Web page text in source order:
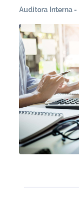
Auditora Interna-